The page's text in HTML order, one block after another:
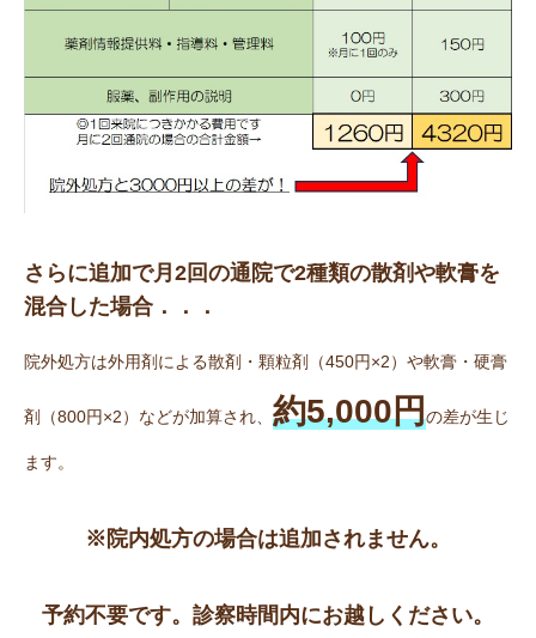
さらに追加で月2回の通院で2種類の散剤や軟膏を
混合した場合．．．
院外処方は外用剤による散剤・顆粒剤（450円×2）や軟膏・硬膏
剤（800円×2）などが加算され、 約5,000円の差が生じ
ます。
※院内処方の場合は追加されません。
予約不要です。診察時間内にお越しください。